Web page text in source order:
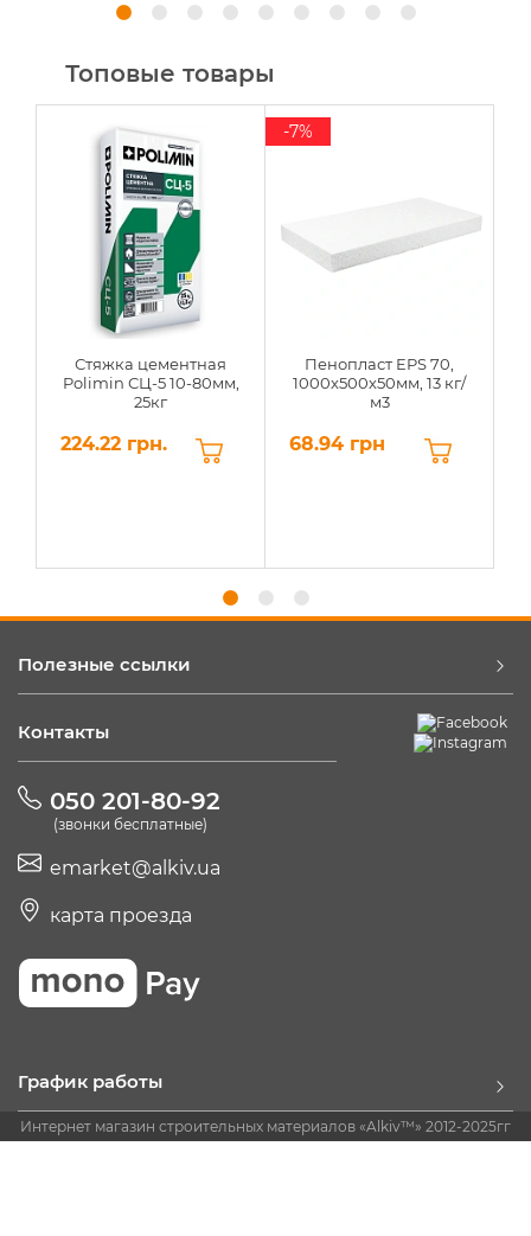
Топовые товары
Стяжка цементная
Polimin СЦ-5 10-80мм,
25кг
224.22 грн.
Пенопласт EPS 70,
1000х500х50мм, 13 кг/
м3
68.94 грн
-7%
Полезные ссылки
Контакты
050 201-80-92
(звонки бесплатные)
emarket@alkiv.ua
карта проезда
График работы
Интернет магазин строительных материалов «Alkiv™» 2012-2025гг